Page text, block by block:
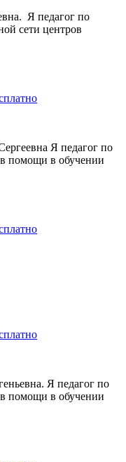
Я педагог по
сети центров
Я педагог по
помощи в обучении
Я педагог по
помощи в обучении